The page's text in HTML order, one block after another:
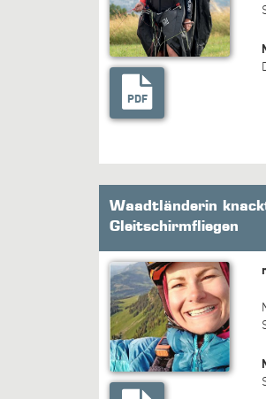
PDF
Waadtländerin
Gleitschirmfliegen